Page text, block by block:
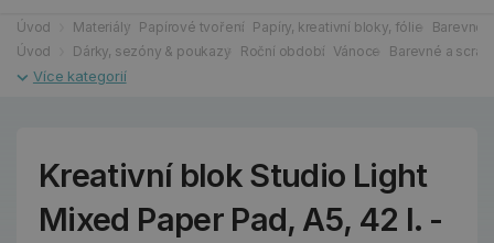
Úvod Materiály Papírové tvoření Papíry, kreativní bloky, fólie
Barevné
Úvod
Dárky, sezóny & poukazy Roční období Vánoce Barevné a
Kreativní blok Studio Light
Mixed Paper Pad, A5, 42 l. -